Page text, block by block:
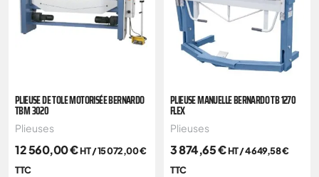
PLIEUSE DE TOLE MOTORISÉE BERNARDO
TBM 3020
Plieuses
12 560,00€HT /15 072,00€
TTC
PLIEUSE MANUELLE BERNARDO TB 1270
FLEX
Plieuses
3 874,65€HT /4 649,58€
TTC